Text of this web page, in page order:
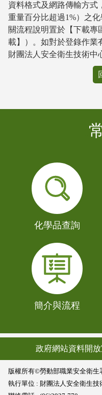
資料格式及網路傳輸方式
重量百分比超過1%）之
關流程說明置於【下載專
載】）。如對於登錄作業
財團法人安全衛生技術中
化學品查詢
簡介與流程
政府網站資料開
版權所有©勞動部職業安全衛生
執行單位 : 財團法人安全衛生技